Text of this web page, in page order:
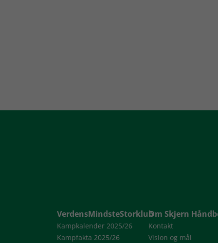
VerdensMindsteStorklub
Kampkalender 2025/26
Kampfakta 2025/26
Om Skjern
Kontakt
Vision og mål